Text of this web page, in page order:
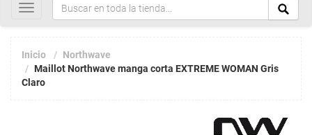
Toggle
navigation
Inicio
Northwave
Maillot Northwave manga corta EXTREME WOMAN Gris
Claro